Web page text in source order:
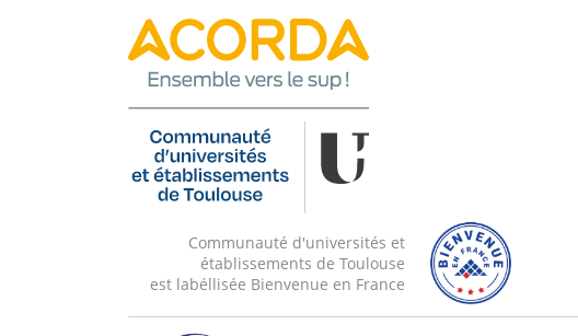
Communauté d'universités et
établissements de Toulouse
est labéllisée Bienvenue en France